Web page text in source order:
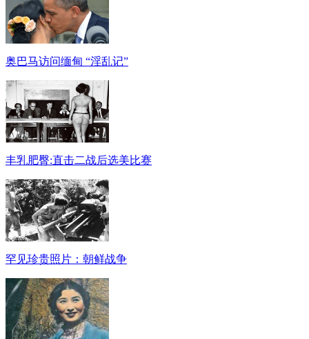
奥巴马访问缅甸 “淫乱记”
丰乳肥臀:直击二战后选美比赛
罕见珍贵照片：朝鲜战争